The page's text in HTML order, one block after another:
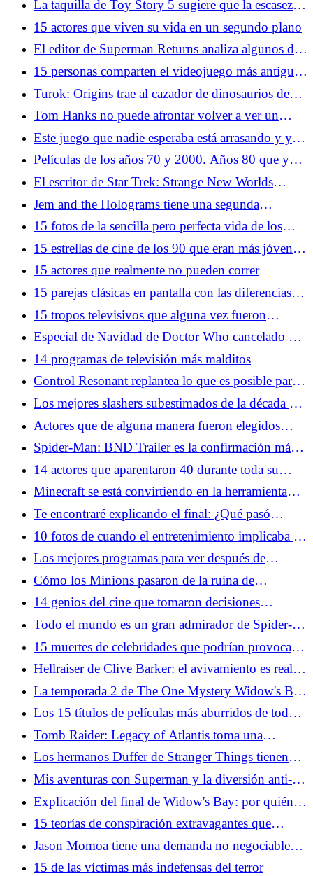
La taquilla de Toy Story 5 sugiere que la escasez
de secuelas sigue siendo algo bueno
15 actores que viven su vida en un segundo plano
El editor de Superman Returns analiza algunos de
los mayores problemas de la película
15 personas comparten el videojuego más antiguo
que recuerdan haber jugado
Turok: Origins trae al cazador de dinosaurios de
entre los muertos
Tom Hanks no puede afrontar volver a ver un
momento de náufrago: "Me levantaré y saldré de la
habitación"
Este juego que nadie esperaba está arrasando y ya
tiene a miles de jugadores enganchados
Películas de los años 70 y 2000. Años 80 que ya
no puedes ver
El escritor de Star Trek: Strange New Worlds
minimiza las críticas a la temporada 3
Jem and the Holograms tiene una segunda
oportunidad en la acción en vivo
15 fotos de la sencilla pero perfecta vida de los
videojuegos en los años 70
15 estrellas de cine de los 90 que eran más jóvenes
de lo que pensabas
15 actores que realmente no pueden correr
15 parejas clásicas en pantalla con las diferencias de
edad más grandes
15 tropos televisivos que alguna vez fueron
comunes y que ya no puedes hacer
Especial de Navidad de Doctor Who cancelado por
la BBC mientras Russell T Davies deja las cosas
claras
14 programas de televisión más malditos
Control Resonant replantea lo que es posible para
la aclamada franquicia de Remedy
Los mejores slashers subestimados de la década de
1980
Actores que de alguna manera fueron elegidos
como adolescentes durante demasiado tiempo
Spider-Man: BND Trailer es la confirmación más
clara de un crossover de X-Men hasta el momento
14 actores que aparentaron 40 durante toda su
carrera
Minecraft se está convirtiendo en la herramienta
narrativa más inesperada del entretenimiento
Te encontraré explicando el final: ¿Qué pasó
realmente con Matthew?
10 fotos de cuando el entretenimiento implicaba un
peligro real
Los mejores programas para ver después de
Widow's Bay
Cómo los Minions pasaron de la ruina de
Facebook a los héroes de taquilla de Hollywood
14 genios del cine que tomaron decisiones
increíblemente tontas
Todo el mundo es un gran admirador de Spider-
Man: Web Tornado del tráiler de Brand New Day
15 muertes de celebridades que podrían provocar
una devastación al nivel de Michael Jackson
Hellraiser de Clive Barker: el avivamiento es real y
fantástico
La temporada 2 de The One Mystery Widow's Bay
debería negarse a resolverse
Los 15 títulos de películas más aburridos de todos
los tiempos, si se toman literalmente
Tomb Raider: Legacy of Atlantis toma una
"Ningún Laras se queda atrás" Acercarse
Los hermanos Duffer de Stranger Things tienen
una nueva y misteriosa película en proceso con
Paramount
Mis aventuras con Superman y la diversión anti-
canónica de Supergirl
Explicación del final de Widow's Bay: por quién
doblan las campanas
15 teorías de conspiración extravagantes que
mucha gente todavía acepta
Jason Momoa tiene una demanda no negociable
para una película de Lobo
15 de las víctimas más indefensas del terror